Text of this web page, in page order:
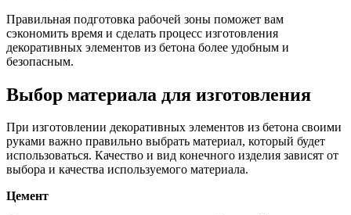
Правильная подготовка рабочей зоны поможет вам
сэкономить время и сделать процесс изготовления
декоративных элементов из бетона более удобным и
безопасным.
Выбор материала для изготовления
При изготовлении декоративных элементов из бетона своими
руками важно правильно выбрать материал, который будет
использоваться. Качество и вид конечного изделия зависят от
выбора и качества используемого материала.
Цемент